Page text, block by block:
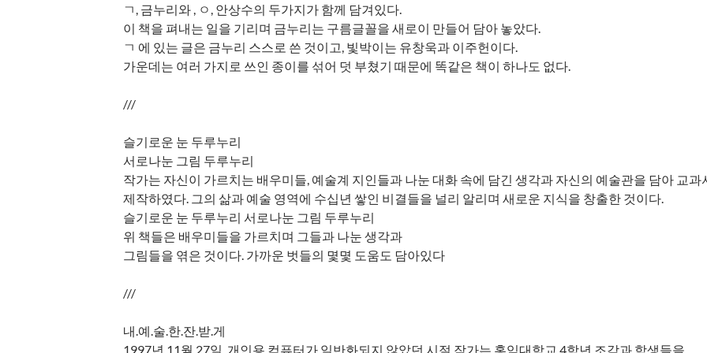
ㄱ, 금누리와 , ㅇ, 안상수의 두가지가 함께 담겨있다.
이 책을 펴내는 일을 기리며 금누리는 구름글꼴을 새로이 만들어 담아 놓았다.
ㄱ 에 있는 글은 금누리 스스로 쓴 것이고, 빛박이는 유창욱과 이주헌이다.
가운데는 여러 가지로 쓰인 종이를 섞어 덧 부쳤기 때문에 똑같은 책이 하나도 없다.
///
슬기로운 눈 두루누리
서로나눈 그림 두루누리
작가는 자신이 가르치는 배우미들, 예술계 지인들과 나눈 대화 속에 담긴 생각과 자신의 예술관을 담아 교과
제작하였다. 그의 삶과 예술 영역에 수십년 쌓인 비결들을 널리 알리며 새로운 지식을 창출한 것이다.
슬기로운 눈 두루누리 서로나눈 그림 두루누리
위 책들은 배우미들을 가르치며 그들과 나눈 생각과
그림들을 엮은 것이다. 가까운 벗들의 몇몇 도움도 담아있다
///
내.예.술.한.잔.받.게
1997년 11월 27일, 개인용 컴퓨터가 일반화되지 않았던 시절 작가는 홍익대학교 4학년 조각과 학생들을